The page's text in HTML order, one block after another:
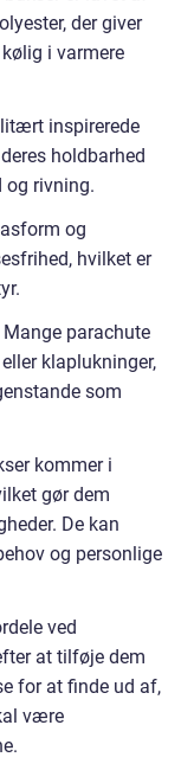
der giver
i varmere
inspirerede
holdbarhed
og rivning.
og
hvilket er
parachute
klaplukninger,
som
kommer i
gør dem
De kan
og personlige
ved
at tilføje dem
for at finde ud af,
være